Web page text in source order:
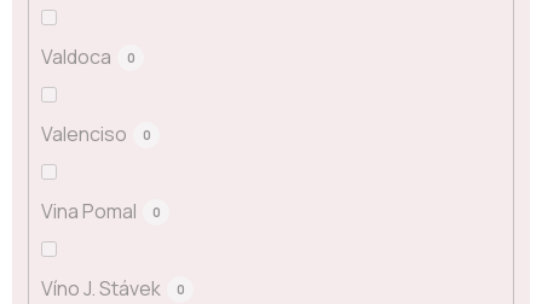
Valdoca 0
Valenciso 0
Vina Pomal 0
Víno J. Stávek 0